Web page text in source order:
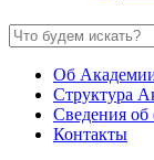
Об
Структура
Сведения об
Контакты